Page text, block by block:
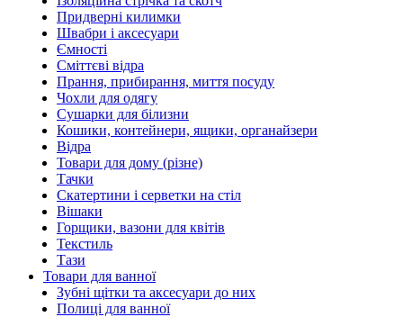
Придверні килимки
Швабри і аксесуари
Ємності
Сміттєві відра
Прання, прибирання, миття посуду
Чохли для одягу
Сушарки для білизни
Кошики, контейнери, ящики, органайзери
Відра
Товари для дому (різне)
Тачки
Скатертини і серветки на стіл
Вішаки
Горщики, вазони для квітів
Текстиль
Тази
Товари для ванної
Зубні щітки та аксесуари до них
Полиці для ванної